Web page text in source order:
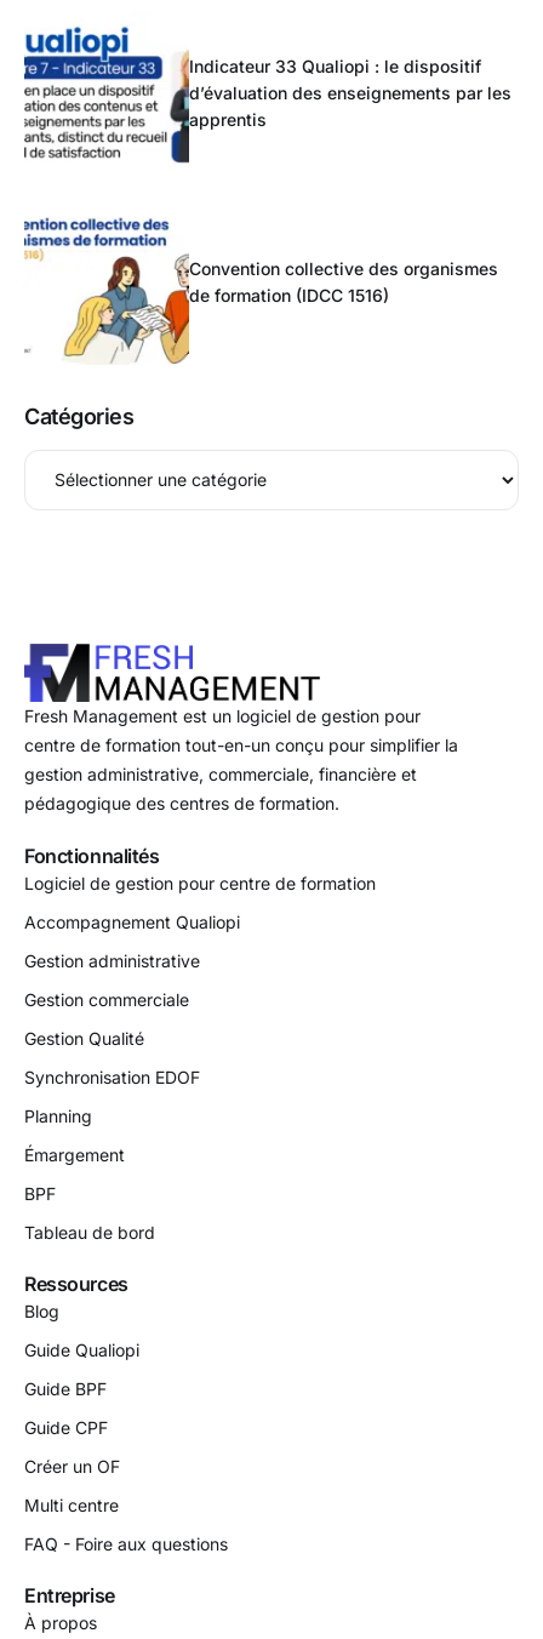
Indicateur 33 Qualiopi : le dispositif
d’évaluation des enseignements par les
apprentis
Convention collective des organismes
de formation (IDCC 1516)
Catégories
Fresh Management est un logiciel de gestion pour
centre de formation tout-en-un conçu pour simplifier la
gestion administrative, commerciale, financière et
pédagogique des centres de formation.
Fonctionnalités
Logiciel de gestion pour centre de formation
Accompagnement Qualiopi
Gestion administrative
Gestion commerciale
Gestion Qualité
Synchronisation EDOF
Planning
Émargement
BPF
Tableau de bord
Ressources
Blog
Guide Qualiopi
Guide BPF
Guide CPF
Créer un OF
Multi centre
FAQ - Foire aux questions
Entreprise
À propos